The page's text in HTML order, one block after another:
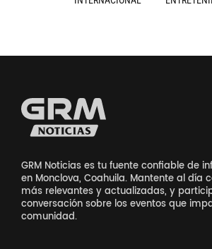
GRM Noticias es tu fuente confiable de
en Monclova, Coahuila. Mantente al día
más relevantes y actualizadas, y
conversación sobre los eventos que
comunidad.